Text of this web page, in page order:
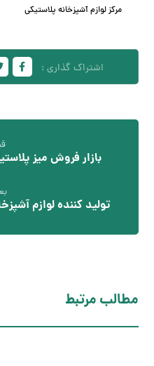
مرکز لوازم آشپزخانه پلاستیکی
بازار فروش میز
تولید کننده لوازم
مطالب مرتبط